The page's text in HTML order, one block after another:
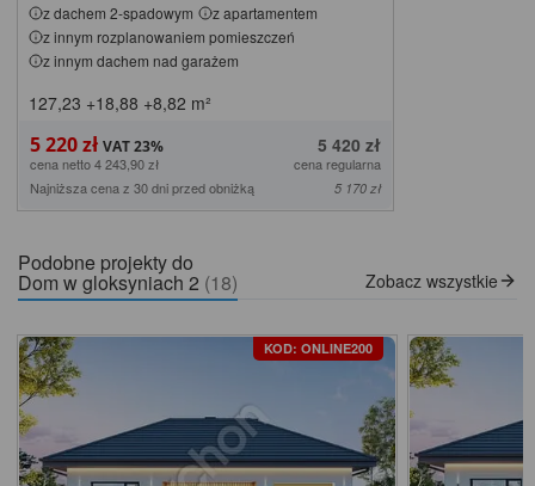
z dachem 2-spadowym
z apartamentem
z innym rozplanowaniem pomieszczeń
z innym dachem nad garażem
127,23 +18,88 +8,82 m²
5 220 zł 5 420 zł
cena netto 4 243,90 zł
cena regularna
Najniższa cena z 30 dni przed obniżką
5 170 zł
Podobne projekty do
Dom w gloksyniach 2 (18) Zobacz wszystkie
KOD: ONLINE200